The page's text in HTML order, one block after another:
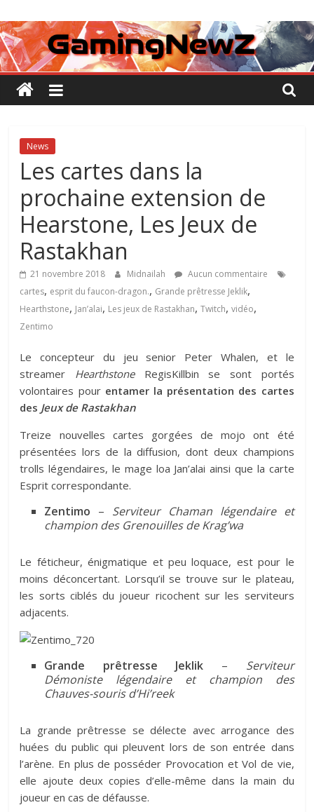
au
contenu
GamingNewZ
Tests
et
Actu
des
vidéo
News
Les cartes dans la
prochaine extension de
Hearstone, Les Jeux de
Rastakhan
21 novembre 2018 Midnailah
Aucun commentaire
cartes, esprit du faucon-dragon., Grande prêtresse Jeklik,
Hearthstone, Jan’alai, Les jeux de Rastakhan,Twitch,vidéo,
Zentimo
Le concepteur du jeu senior Peter Whalen, et le
streamer HearthstoneRegisKillbin se sont portés
volontaires pour entamer la présentation des cartes
des Jeux de Rastakhan
Treize nouvelles cartes gorgées de mojo ont été
présentées lors de la diffusion, dont deux champions
trolls légendaires, le mage loa Jan’alai ainsi que la carte
Esprit correspondante.
Zentimo – Serviteur Chaman légendaire et
champion des Grenouilles de Krag’wa
Le féticheur, énigmatique et peu loquace, est pour le
moins déconcertant. Lorsqu’il se trouve sur le plateau,
les sorts ciblés du joueur ricochent sur les serviteurs
adjacents.
Grande prêtresse Jeklik – Serviteur
Démoniste légendaire et champion des
Chauves-souris d’Hi’reek
La grande prêtresse se délecte avec arrogance des
huées du public qui pleuvent lors de son entrée dans
l’arène. En plus de posséder Provocation et Vol de vie,
elle ajoute deux copies d’elle-même dans la main du
joueur en cas de défausse.